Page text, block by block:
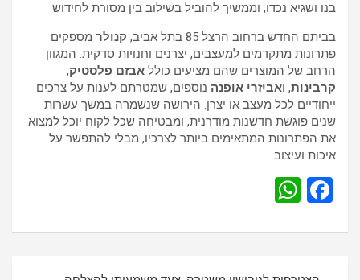
בנו ושגיא נכדו, וממשיך להוביל בשילוב בין מסורת לחידוש.
בביתם החדש ברחוב הרצל 85 בתל אביב,
קנולר מספקים
פתרונות מתקדמים למעצבים, יצרנים וחנויות סדקית. המגוון
הרחב של המוצרים שהם מציעים כולל אבזם פלסטיק,
קרבינות, ואביזרי אופנה נוספים, שמטרתם לענות על צרכים
ייחודיים לכל מעצב או יצרן. הירושה שנשמרה במשך עשרות
שנים פוגשת חדשנות מודרנית, ומבטיחה שכל לקוח יוכל למצוא
את הפתרונות המתאימים ביותר לצרכיו, מבלי להתפשר על
איכות ועיצוב.
F
ce
at
s